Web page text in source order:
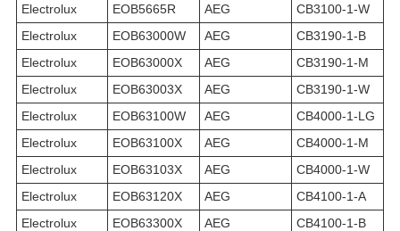
Electrolux
EOB5665R AEG
CB3100-1-W
Electrolux
EOB63000W AEG
CB3190-1-B
Electrolux
EOB63000X AEG
CB3190-1-M
Electrolux
EOB63003X AEG
CB3190-1-W
Electrolux
EOB63100W AEG
CB4000-1-LG
Electrolux
EOB63100X AEG
CB4000-1-M
Electrolux
EOB63103X AEG
CB4000-1-W
Electrolux
EOB63120X AEG
CB4100-1-A
Electrolux
EOB63300X AEG
CB4100-1-B